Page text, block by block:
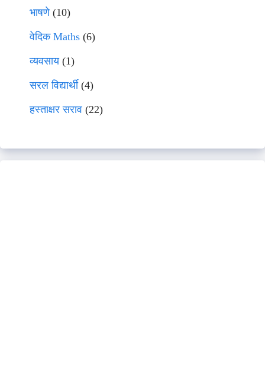
भाषणे(10)
वेदिक Maths (6)
व्यवसाय(1)
सरल विद्यार्थी(4)
हस्ताक्षर सराव (22)